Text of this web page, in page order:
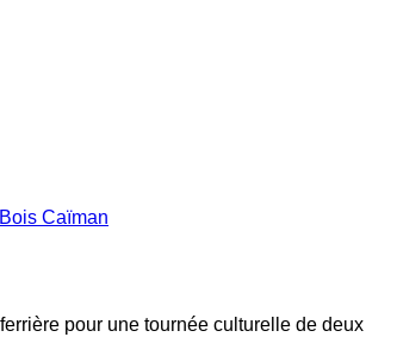
Caïman
pour une tournée culturelle de deux